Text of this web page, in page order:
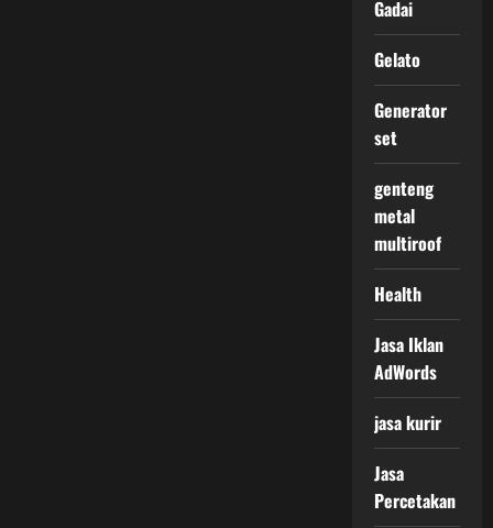
Gadai
Gelato
Generator
set
genteng
metal
multiroof
Health
Jasa Iklan
AdWords
jasa kurir
Jasa
Percetakan